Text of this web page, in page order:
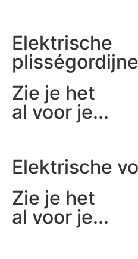
Elektrische
Zie je het
al voor je...
Elektrische
Zie je het
al voor je...